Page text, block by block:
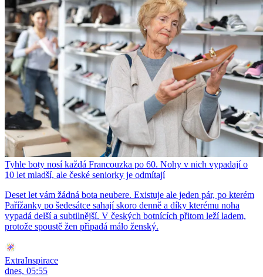
Tyhle boty nosí každá Francouzka po 60. Nohy v nich vypadají o
10 let mladší, ale české seniorky je odmítají
Deset let vám žádná bota neubere. Existuje ale jeden pár, po kterém
Pařížanky po šedesátce sahají skoro denně a díky kterému noha
vypadá delší a subtilnější. V českých botnících přitom leží ladem,
protože spoustě žen připadá málo ženský.
ExtraInspirace
dnes, 05:55